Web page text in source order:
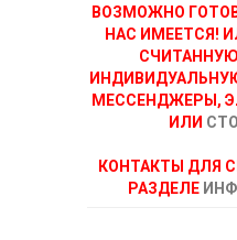
ВОЗМОЖНО
НАС ИМЕЕТСЯ!
МЕССЕНДЖЕРЫ,
ИЛИ
КОНТАКТЫ ДЛЯ
РАЗДЕЛЕ